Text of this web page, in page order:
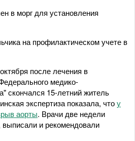
в морг для установления
на профилактическом учете в
после лечения в
медико-
скончался 15-летний житель
экспертиза показала, чтоу
аорты. Врачи две недели
выписали и рекомендовали